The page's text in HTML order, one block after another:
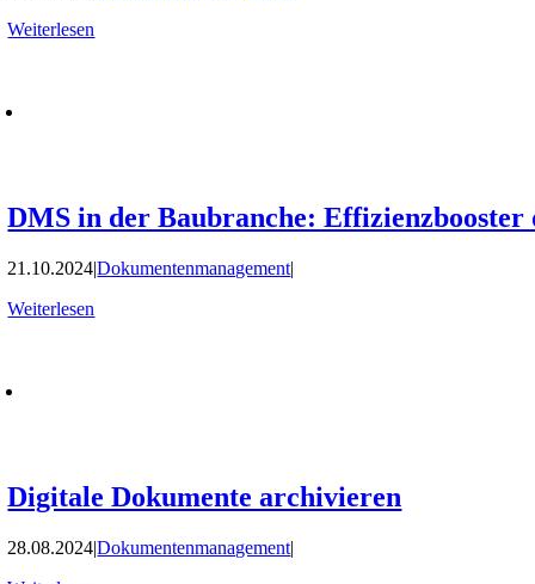
Weiterlesen
DMS in der Baubranche: Effizienzbooster
21.10.2024|Dokumentenmanagement|
Weiterlesen
Digitale Dokumente archivieren
28.08.2024|Dokumentenmanagement|